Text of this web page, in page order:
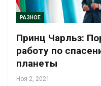
РАЗНОЕ
Принц Чарльз:
работу по
планеты
Ноя 2, 2021